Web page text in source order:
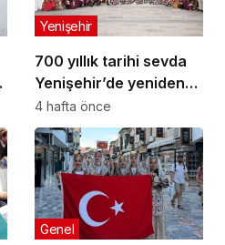
700 yıllık tarihi sevda
Yenişehir’de yeniden
hayat buldu
Yenişehir
4 hafta önce
Genel